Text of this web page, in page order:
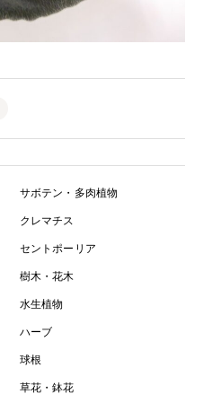
サボテン・多肉植物
クレマチス
セントポーリア
樹木・花木
水生植物
ハーブ
球根
草花・鉢花